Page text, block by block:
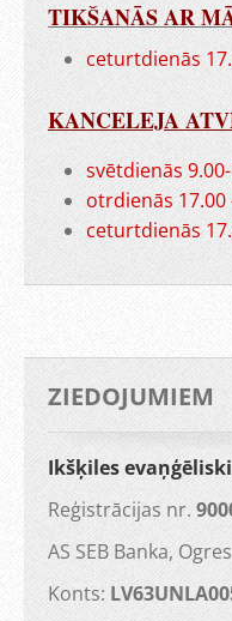
TIKŠANĀS AR
ceturtdienās
KANCELEJA
svētdienās
otrdienās 17.00
ceturtdienās
ZIEDOJUMIEM
Ikšķiles
Reģistrācijas nr.
AS SEB Banka,
Konts: